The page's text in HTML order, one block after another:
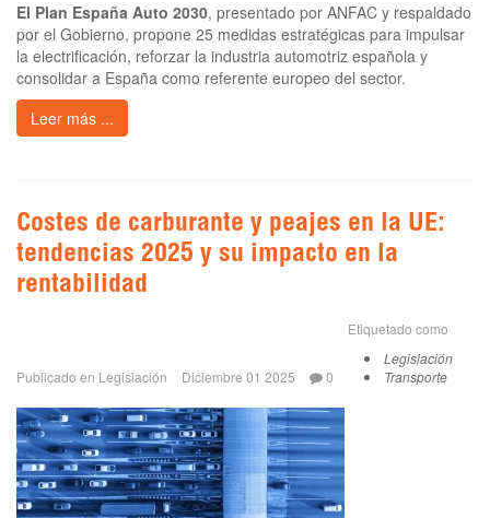
El Plan España Auto 2030, presentado por ANFAC y respaldado
por el Gobierno, propone 25 medidas estratégicas para impulsar
la electrificación, reforzar la industria automotriz española y
consolidar a España como referente europeo del sector.
Leer más ...
Costes de carburante y peajes en la UE:
tendencias 2025 y su impacto en la
rentabilidad
Publicado en Legislación Diciembre 01 2025 0
Etiquetado como
Legislación
Transporte